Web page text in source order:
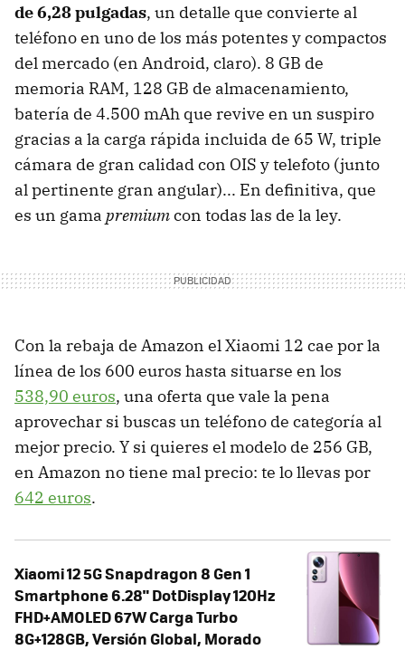
de 6,28 pulgadas, un detalle que convierte al
teléfono en uno de los más potentes y compactos
del mercado (en Android, claro). 8 GB de
memoria RAM, 128 GB de almacenamiento,
batería de 4.500 mAh que revive en un suspiro
gracias a la carga rápida incluida de 65 W, triple
cámara de gran calidad con OIS y telefoto (junto
al pertinente gran angular)... En definitiva, que
es un gama premiumcon todas las de la ley.
Con la rebaja de Amazon el Xiaomi 12 cae por la
línea de los 600 euros hasta situarse en los
538,90 euros, una oferta que vale la pena
aprovechar si buscas un teléfono de categoría al
mejor precio. Y si quieres el modelo de 256 GB,
en Amazon no tiene mal precio: te lo llevas por
642 euros.
Xiaomi 12 5G Snapdragon 8 Gen 1
Smartphone 6.28" DotDisplay 120Hz
FHD+AMOLED 67W Carga Turbo
8G+128GB, Versión Global, Morado